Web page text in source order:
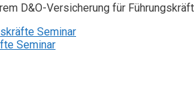
D&O-Versicherung für
Seminar
Seminar